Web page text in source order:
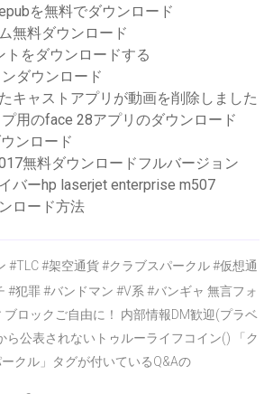
を無料でダウンロード
無料ダウンロード
をダウンロードする
ダウンロード
キャストアプリが動画を削除しました
用のface 28アプリのダウンロード
ンロード
無料ダウンロードフルバージョン
バーhp laserjet enterprise m507
ロード方法
#TLC #架空通貨 #クラブスパークル #仮想通
#犯罪 #バンドマン #V系 #バンギャ 無言フォ
ブロックご自由に！ 内部情報DM歓迎(プラベ
ら公表されないトゥルーライフコイン() 「ク
クル」タグが付いているQ&Aの